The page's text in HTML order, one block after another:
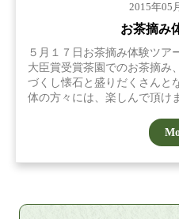
2015年05
お茶摘み
５月１７日お茶摘み体験ツア
大臣賞受賞茶園でのお茶摘み
づくし懐石と盛りだくさんと
体の方々には、楽しんで頂け